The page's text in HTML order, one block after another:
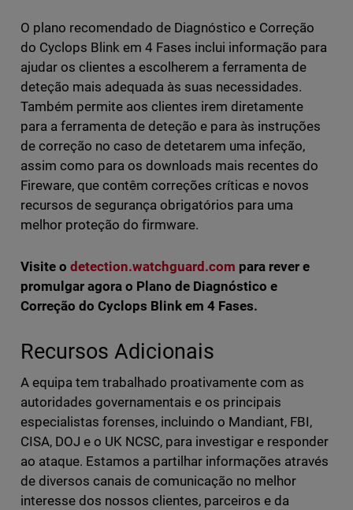
O plano recomendado de Diagnóstico e Correção
do Cyclops Blink em 4 Fases inclui informação para
ajudar os clientes a escolherem a ferramenta de
deteção mais adequada às suas necessidades.
Também permite aos clientes irem diretamente
para a ferramenta de deteção e para às instruções
de correção no caso de detetarem uma infeção,
assim como para os downloads mais recentes do
Fireware, que contêm correções críticas e novos
recursos de segurança obrigatórios para uma
melhor proteção do firmware.
Visite o detection.watchguard.com para rever e
promulgar agora o Plano de Diagnóstico e
Correção do Cyclops Blink em 4 Fases.
Recursos Adicionais
A equipa tem trabalhado proativamente com as
autoridades governamentais e os principais
especialistas forenses, incluindo o Mandiant, FBI,
CISA, DOJ e o UK NCSC, para investigar e responder
ao ataque. Estamos a partilhar informações através
de diversos canais de comunicação no melhor
interesse dos nossos clientes, parceiros e da